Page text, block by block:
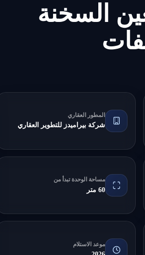
السخنة
المطور العقاري
شركة بيراميدز للتطوير العقاري
مساحة الوحدة تبدأ من
60 متر
موعد الاستلام